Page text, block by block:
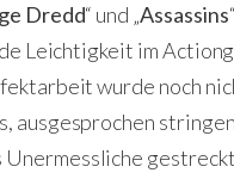
Dredd“ und „Assassins
Leichtigkeit im
wurde noch
ausgesprochen